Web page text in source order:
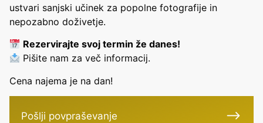
ustvari sanjski učinek za popolne fotografije in
nepozabno doživetje.
Rezervirajte svoj termin že danes!
Pišite nam za več informacij.
Cena najema je na dan!
Pošlji povpraševanje